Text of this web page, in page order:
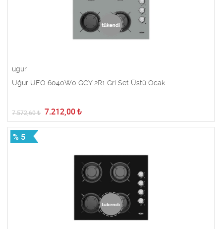
ugur
Uğur UEO 6040W0 GCY 2R1 Gri Set Üstü Ocak
7.572,60₺ 7.212,00 ₺
% 5